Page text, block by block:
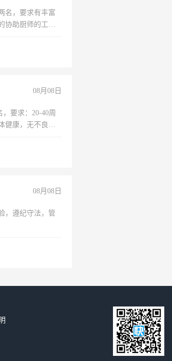
名，要求有丰富
协助厨师的工
08月08日
要求：20-40周
健康，无不良嗜
，两班倒，每月
08月08日
，遵纪守法，管